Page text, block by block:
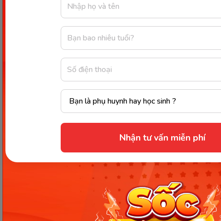
Nhận tư vấn miễn phí
mát, kể chuyện cho con cháu nghe.
Mùa xuân, cây đa trổ hoa, từng chùm hoa trắng
muốt, tinh khôi tô điểm thêm cho vẻ đẹp của cây.
Mùa hè, cây đa tỏa bóng mát cho mọi người. Mùa
thu, lá cây chuyển sang màu vàng, đỏ, tạo nên một
trơ trọi cành lá, nhưng vẫn mang trong mình sức
sống mãnh liệt.
Cây đa cổ thụ là một phần không thể thiếu trong
cuộc sống của người dân làng tôi. Nó là biểu tượng
của sự trường tồn, là nơi lưu giữ những kỉ niệm đẹp
của tuổi thơ. Em yêu quý cây đa cổ thụ, bởi nó là
một phần của quê hương, là nơi gắn bó với tuổi thơ